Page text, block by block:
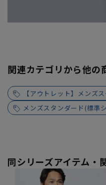
関連カテゴリから他の
【アウトレット】メンズ
メンズスタンダード(標準
同シリーズアイテム・